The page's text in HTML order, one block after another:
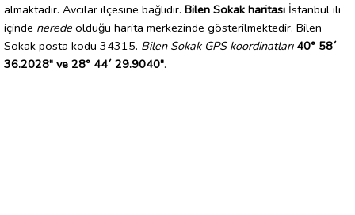
almaktadır. Avcılar ilçesine bağlıdır. Bilen Sokak haritası İstanbul ili
içinde nerede olduğu harita merkezinde gösterilmektedir. Bilen
Sokak posta kodu 34315. Bilen Sokak GPS koordinatları 40° 58´
36.2028" ve 28° 44´ 29.9040".